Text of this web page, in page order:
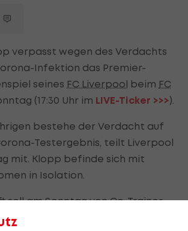
verpasst wegen des Verdachts
Infektion das Premier-
seines FC Liverpool beim FC
(17:30 Uhr im LIVE-Ticker >>>).
bestehe der Verdacht auf
Testergebnis, teilt Liverpool
mit. Klopp befinde sich mit
in Isolation.
soll am Sonntag von Co-Trainer
betreut werden. Klopp hatte am